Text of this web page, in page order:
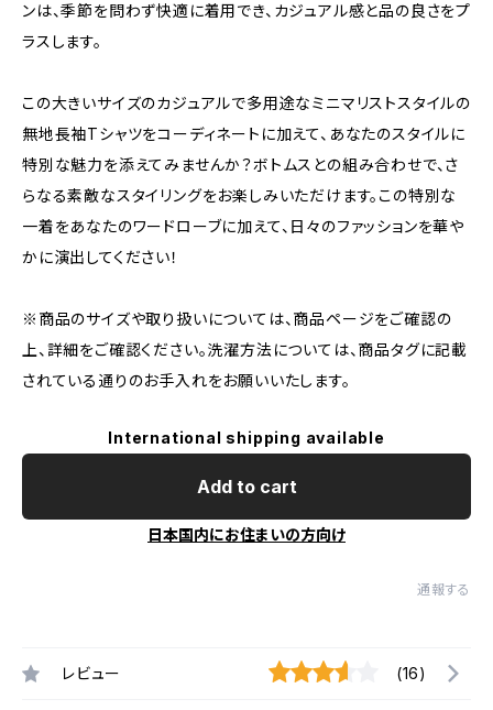
ンは、季節を問わず快適に着用でき、カジュアル感と品の良さをプ
ラスします。
この大きいサイズのカジュアルで多用途なミニマリストスタイルの
無地長袖Tシャツをコーディネートに加えて、あなたのスタイルに
特別な魅力を添えてみませんか？ボトムスとの組み合わせで、さ
らなる素敵なスタイリングをお楽しみいただけます。この特別な
一着をあなたのワードローブに加えて、日々のファッションを華や
かに演出してください！
※商品のサイズや取り扱いについては、商品ページをご確認の
上、詳細をご確認ください。洗濯方法については、商品タグに記載
されている通りのお手入れをお願いいたします。
International shipping available
Add to cart
日本国内にお住まいの方向け
通報する
レビュー (16)